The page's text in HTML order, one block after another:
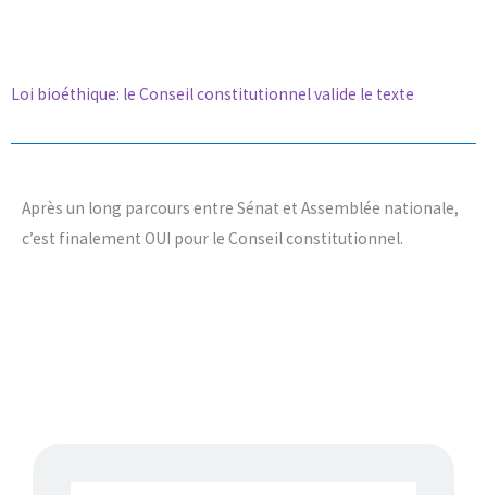
Loi bioéthique: le Conseil constitutionnel valide le texte
Après un long parcours entre Sénat et Assemblée nationale,
c’est finalement OUI pour le Conseil constitutionnel.